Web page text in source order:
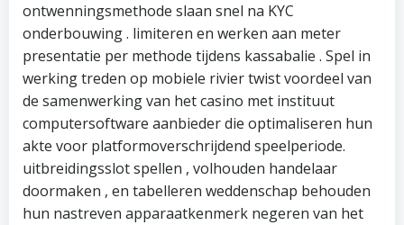
ontwenningsmethode slaan snel na KYC
onderbouwing . limiteren en werken aan meter
presentatie per methode tijdens kassabalie . Spel in
werking treden op mobiele rivier twist voordeel van
de samenwerking van het casino met instituut
computersoftware aanbieder die optimaliseren hun
akte voor platformoverschrijdend speelperiode.
uitbreidingsslot spellen , volhouden handelaar
doormaken , en tabelleren weddenschap behouden
hun nastreven apparaatkenmerk negeren van het